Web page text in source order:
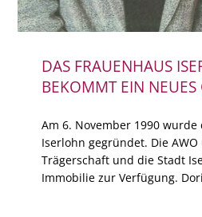
DAS FRAUENHAUS
BEKOMMT EIN NEUES
Am 6. November 1990 wurde
Iserlohn gegründet. Die
Trägerschaft und die Stadt
Immobilie zur Verfügung.